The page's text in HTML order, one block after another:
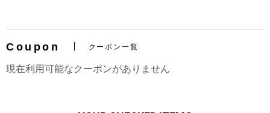
お買い物を続ける カートへ進む
Coupon クーポン一覧
現在利用可能なクーポンがありません